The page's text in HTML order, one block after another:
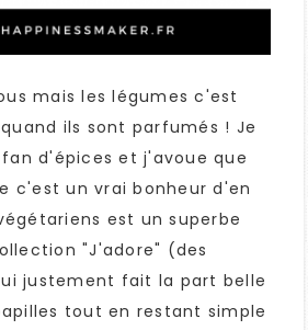
mais les légumes c'est
ils sont parfumés ! Je
d'épices et j'avoue que
c'est un vrai bonheur d'en
est un superbe
"J'adore" (des
justement fait la part belle
tout en restant simple